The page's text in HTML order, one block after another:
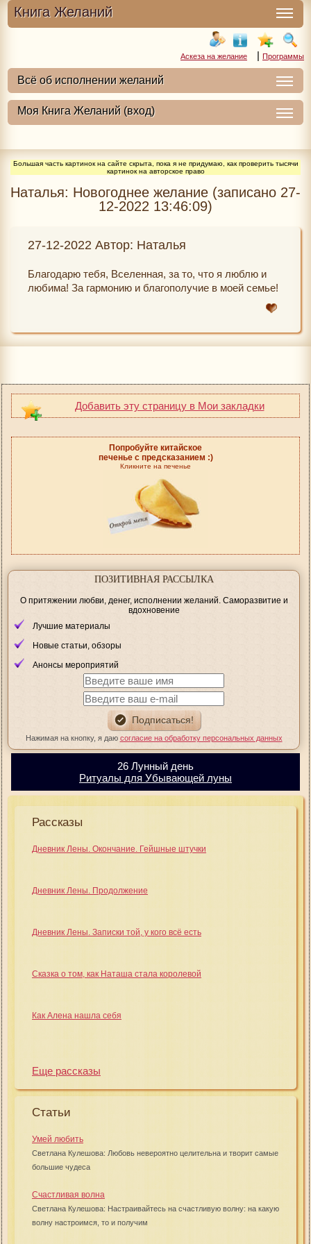
Книга Желаний
Аскеза на желание | Программы
Большая часть картинок на сайте скрыта, пока я не придумаю, как проверить тысячи
картинок на авторское право
Наталья: Новогоднее желание (записано 27-
12-2022 13:46:09)
27-12-2022 Автор: Наталья
Благодарю тебя, Вселенная, за то, что я люблю и
любима! За гармонию и благополучие в моей семье!
Добавить эту страницу в Мои закладки
Попробуйте китайское
печенье с предсказанием :)
Кликните на печенье
ПОЗИТИВНАЯ РАССЫЛКА
О притяжении любви, денег, исполнении желаний. Саморазвитие и
вдохновение
Лучшие материалы
Новые статьи, обзоры
Анонсы мероприятий
Нажимая на кнопку, я даю согласие на обработку персональных данных
26 Лунный день
Ритуалы для Убывающей луны
Рассказы
Дневник Лены. Окончание. Гейшные штучки
Дневник Лены. Продолжение
Дневник Лены. Записки той, у кого всё есть
Сказка о том, как Наташа стала королевой
Как Алена нашла себя
Еще рассказы
Статьи
Умей любить
Светлана Кулешова: Любовь невероятно целительна и творит самые
большие чудеса
Счастливая волна
Светлана Кулешова: Настраивайтесь на счастливую волну: на какую
волну настроимся, то и получим